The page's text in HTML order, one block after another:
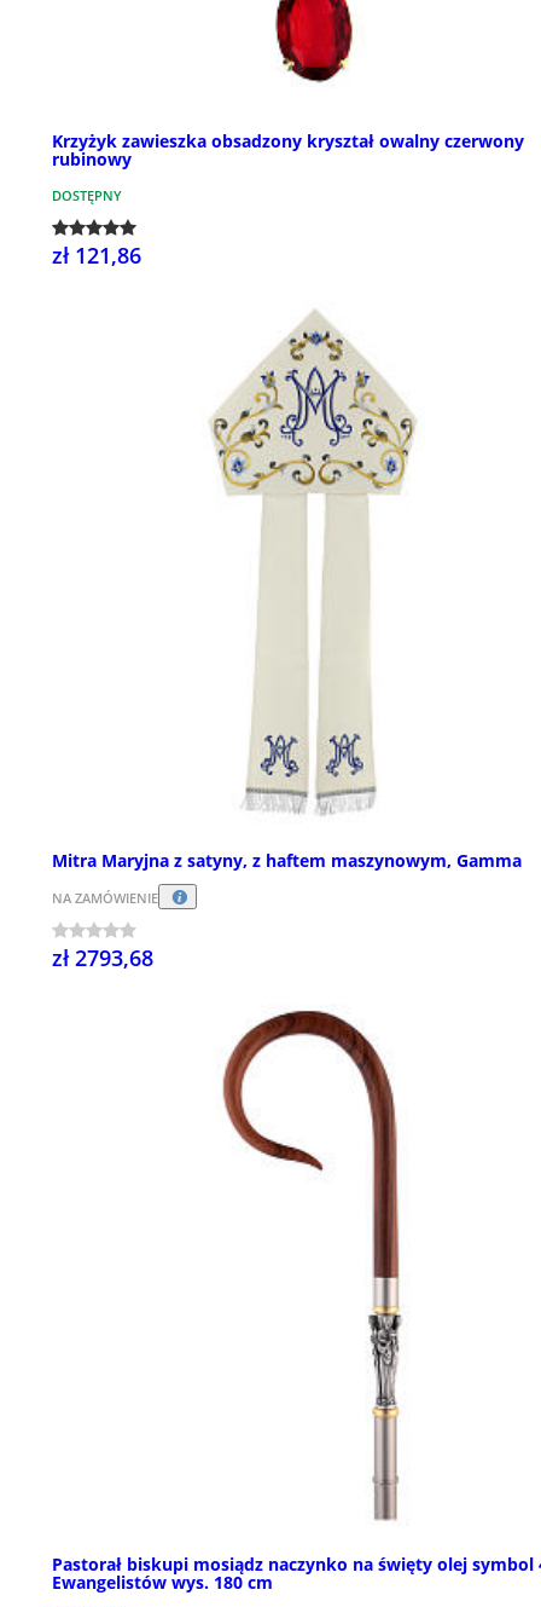
Krzyżyk zawieszka obsadzony kryształ owalny czerwony
rubinowy
DOSTĘPNY
zł 121,86
Mitra Maryjna z satyny, z haftem maszynowym, Gamma
NA ZAMÓWIENIE
zł 2793,68
Pastorał biskupi mosiądz naczynko na święty olej symbol
Ewangelistów wys. 180 cm